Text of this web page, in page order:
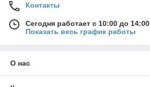
Контакты
Сегодня работает с 10:00 до 14:00
Показать весь график работы
О нас